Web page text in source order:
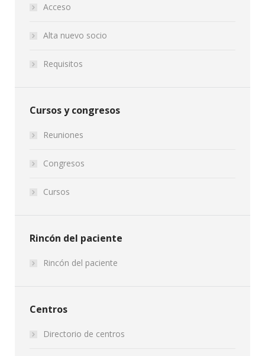
Acceso
Alta nuevo socio
Requisitos
Cursos y congresos
Reuniones
Congresos
Cursos
Rincón del paciente
Rincón del paciente
Centros
Directorio de centros